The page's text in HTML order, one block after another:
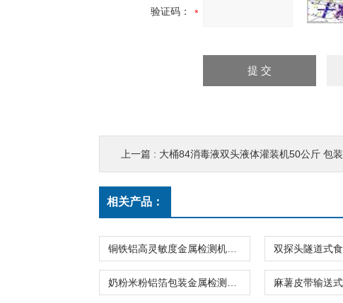
验证码：
上一篇 : 大桶84消毒液双头液体灌装机50公斤 包装设备
相关产品：